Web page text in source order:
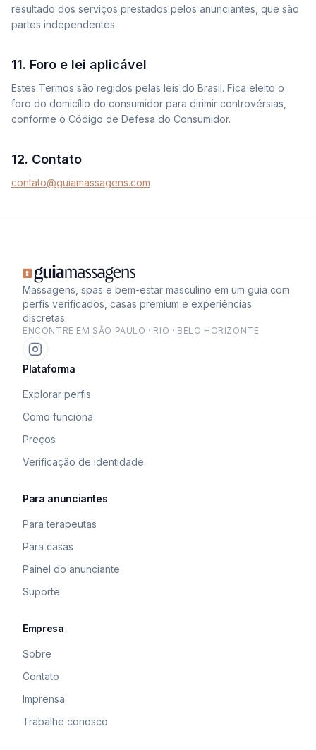
resultado dos serviços prestados pelos anunciantes, que são
partes independentes.
11. Foro e lei aplicável
Estes Termos são regidos pelas leis do Brasil. Fica eleito o
foro do domicílio do consumidor para dirimir controvérsias,
conforme o Código de Defesa do Consumidor.
12. Contato
contato@guiamassagens.com
Massagens, spas e bem-estar masculino em um guia com
perfis verificados, casas premium e experiências
discretas.
ENCONTRE EM SÃO PAULO · RIO · BELO HORIZONTE
Plataforma
Explorar perfis
Como funciona
Preços
Verificação de identidade
Para anunciantes
Para terapeutas
Para casas
Painel do anunciante
Suporte
Empresa
Sobre
Contato
Imprensa
Trabalhe conosco